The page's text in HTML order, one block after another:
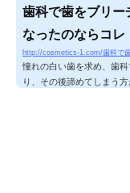
歯科で歯をブリー
なったのならコレ
http://cosmetics-1.com/歯科で
憧れの白い歯を求め、歯
り、その後諦めてしまう